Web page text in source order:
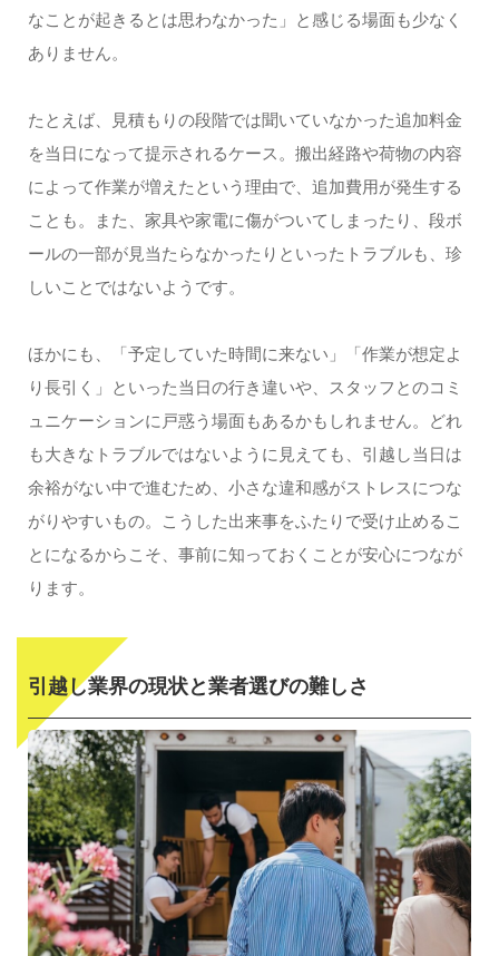
なことが起きるとは思わなかった」と感じる場面も少なく
ありません。
たとえば、見積もりの段階では聞いていなかった追加料金
を当日になって提示されるケース。搬出経路や荷物の内容
によって作業が増えたという理由で、追加費用が発生する
ことも。また、家具や家電に傷がついてしまったり、段ボ
ールの一部が見当たらなかったりといったトラブルも、珍
しいことではないようです。
ほかにも、「予定していた時間に来ない」「作業が想定よ
り長引く」といった当日の行き違いや、スタッフとのコミ
ュニケーションに戸惑う場面もあるかもしれません。どれ
も大きなトラブルではないように見えても、引越し当日は
余裕がない中で進むため、小さな違和感がストレスにつな
がりやすいもの。こうした出来事をふたりで受け止めるこ
とになるからこそ、事前に知っておくことが安心につなが
ります。
引越し業界の現状と業者選びの難しさ